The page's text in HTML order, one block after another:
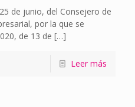
de junio, del Consejero de
por la que se
de 13 de […]
Leer más